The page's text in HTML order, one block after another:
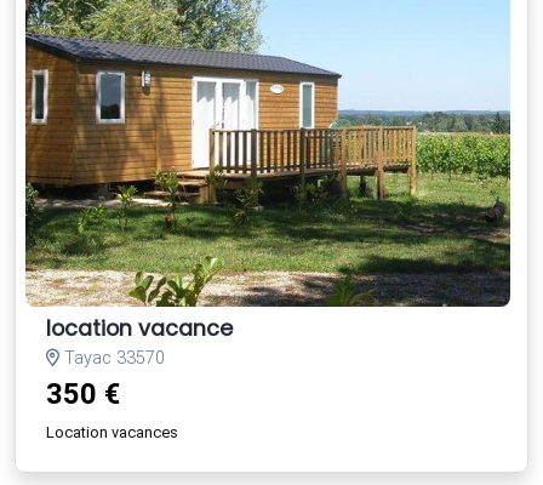
location vacance
Tayac 33570
350 €
Location vacances